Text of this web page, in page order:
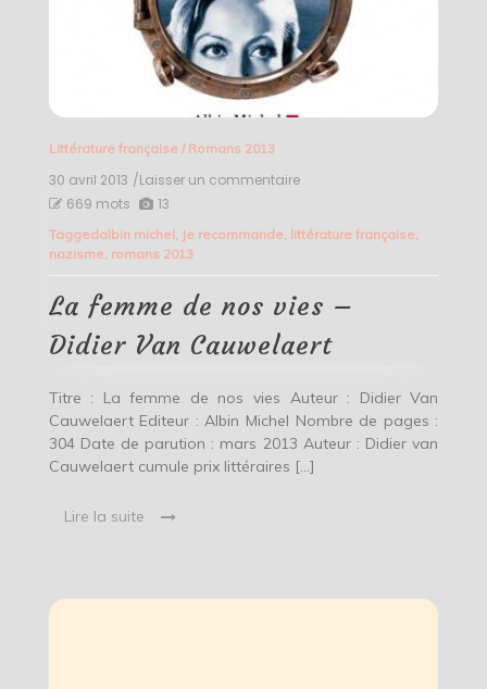
Littérature française/ Romans 2013
30 avril 2013 /Laisser un commentaireon
de
–
Didier
Van
Cauwelaert
669 mots 13
Taggedalbin michel, Je recommande, littérature française,
nazisme, romans 2013
La femme de nos vies –
Didier Van Cauwelaert
Titre : La femme de nos vies Auteur : Didier Van
Cauwelaert Editeur : Albin Michel Nombre de pages :
304 Date de parution : mars 2013 Auteur : Didier van
Cauwelaert cumule prix littéraires […]
Lire la suite